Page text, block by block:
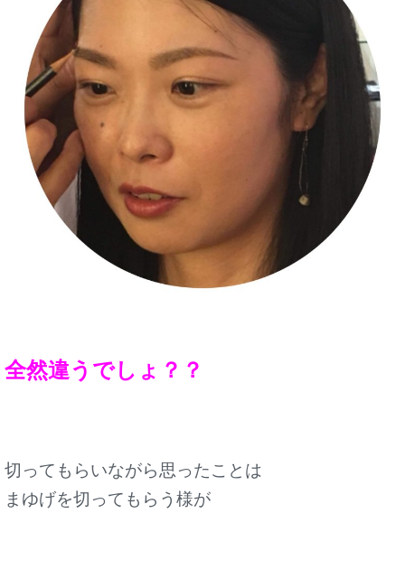
全然違うでしょ？？
切ってもらいながら思ったことは
まゆげを切ってもらう様が